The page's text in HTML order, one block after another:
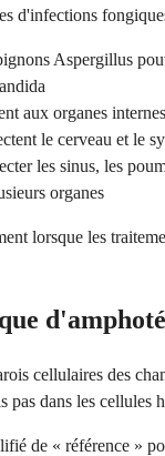
d'infections
Aspergillus
aux organes internes
le cerveau et le
les sinus, les
organes
lorsque les
cellulaires des
dans les
de « référence »